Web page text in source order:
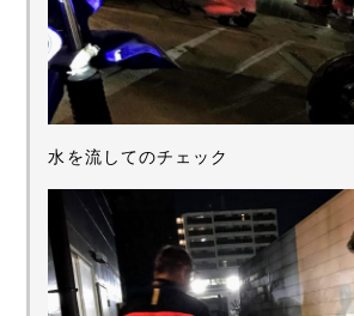
水を流してのチェック